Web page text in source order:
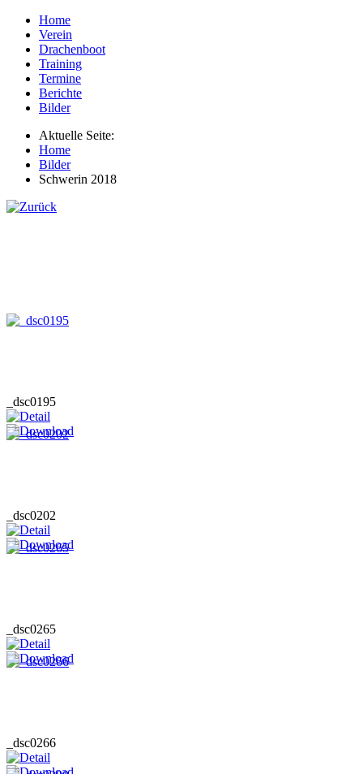
Home
Verein
Drachenboot
Training
Termine
Berichte
Bilder
Aktuelle Seite:
Home
Bilder
Schwerin 2018
_dsc0195
_dsc0202
_dsc0265
_dsc0266